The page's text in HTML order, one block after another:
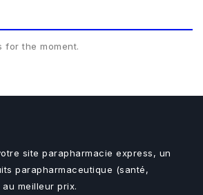
for the moment.
site parapharmacie express, un
parapharmaceutique (santé,
meilleur prix.